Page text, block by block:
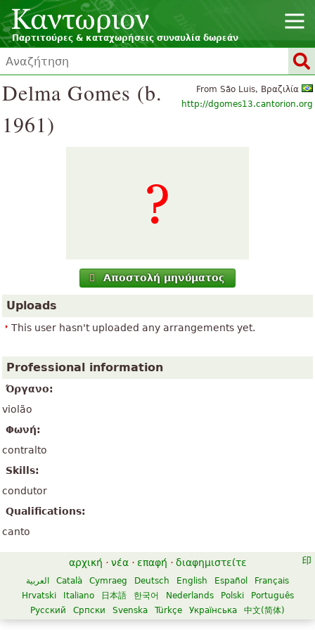
Παρτιτούρες & καταχωρήσεις συναυλία δωρεάν
From São Luis, Βραζιλία
http://dgomes13.cantorion.org
Delma Gomes (b.
1961)
Αποστολή μηνύματος
Uploads
This user hasn't uploaded any arrangements yet.
Professional information
Όργανο:
violão
Φωνή:
contralto
Skills:
condutor
Qualifications:
canto
αρχική · νέα · επαφή · διαφημιστείτε
العربية Català Cymraeg Deutsch English Español
Français
Hrvatski
Italiano 日本語 한국어 Nederlands Polski
Português
Русский
Српски Svenska Türkçe Українська 中文(简体)